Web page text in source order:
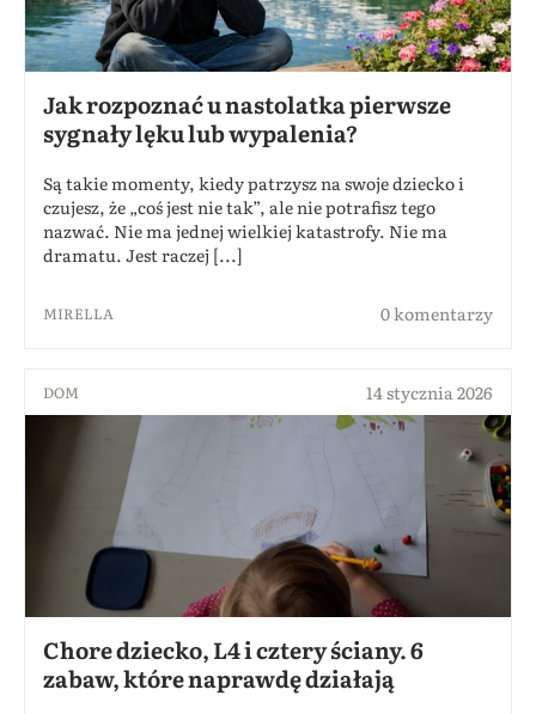
Jak rozpoznać u nastolatka pierwsze
sygnały lęku lub wypalenia?
Są takie momenty, kiedy patrzysz na swoje dziecko i
czujesz, że „coś jest nie tak”, ale nie potrafisz tego
nazwać. Nie ma jednej wielkiej katastrofy. Nie ma
dramatu. Jest raczej [...]
MIRELLA 0 komentarzy
DOM 14 stycznia 2026
Chore dziecko, L4 i cztery ściany. 6
zabaw, które naprawdę działają